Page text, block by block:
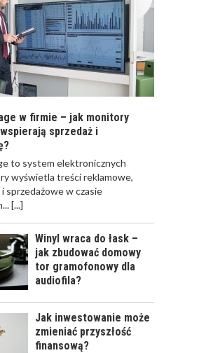
w firmie – jak monitory
sprzedaż i
to system elektronicznych
wyświetla treści reklamowe,
sprzedażowe w czasie
[...]
Winyl wraca do łask –
jak zbudować domowy
tor gramofonowy dla
audiofila?
Jak inwestowanie może
zmieniać przyszłość
finansową?